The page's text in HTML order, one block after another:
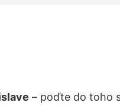
– poďte do toho